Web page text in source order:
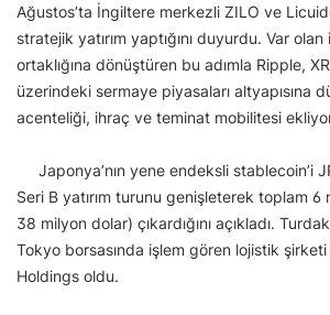
Ağustos’ta İngiltere merkezli ZILO ve
stratejik yatırım yaptığını duyurdu. Var
ortaklığına dönüştüren bu adımla Ripple,
üzerindeki sermaye piyasaları altyapısına
acenteliği, ihraç ve teminat mobilitesi
Japonya’nın yene endeksli stablecoin’i
Seri B yatırım turunu genişleterek toplam 6
38 milyon dolar) çıkardığını açıkladı.
Tokyo borsasında işlem gören lojistik
Holdings oldu.